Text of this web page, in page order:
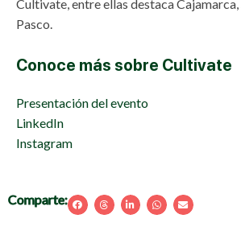
Cultivate, entre ellas destaca
Pasco.
Conoce más sobre Cultivate
Presentación del evento
LinkedIn
Instagram
Comparte: